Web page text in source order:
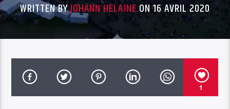
WRITTEN BYJOHANN HÉLAINEON 16 AVRIL 2020
1